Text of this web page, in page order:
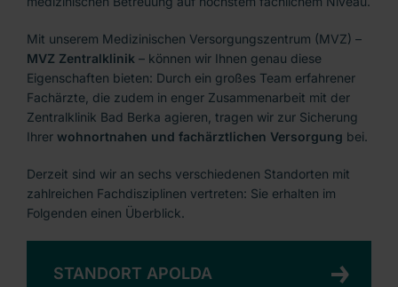
Mit unserem Medizinischen Versorgungszentrum (MVZ) –
MVZ Zentralklinik – können wir Ihnen genau diese
Eigenschaften bieten: Durch ein großes Team erfahrener
Fachärzte, die zudem in enger Zusammenarbeit mit der
Zentralklinik Bad Berka agieren, tragen wir zur Sicherung
Ihrer wohnortnahen und fachärztlichen Versorgung bei.
Derzeit sind wir an sechs verschiedenen Standorten mit
zahlreichen Fachdisziplinen vertreten: Sie erhalten im
Folgenden einen Überblick.
STANDORT APOLDA